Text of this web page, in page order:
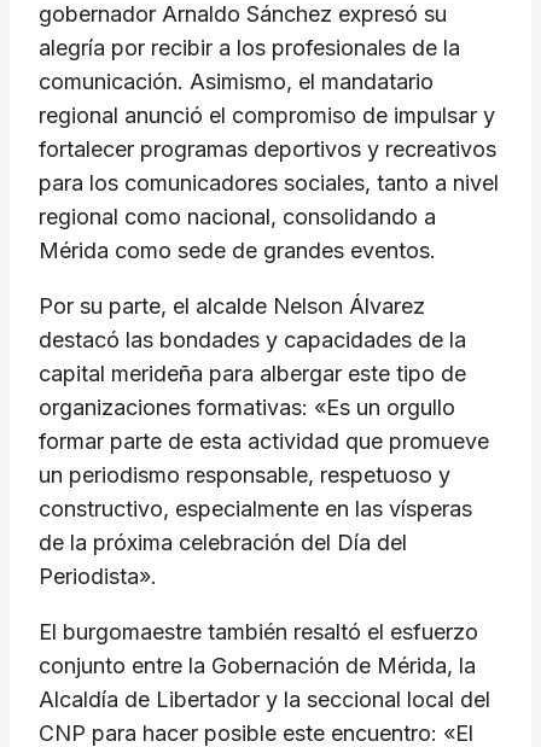
gobernador Arnaldo Sánchez expresó su
alegría por recibir a los profesionales de la
comunicación. Asimismo, el mandatario
regional anunció el compromiso de impulsar y
fortalecer programas deportivos y recreativos
para los comunicadores sociales, tanto a nivel
regional como nacional, consolidando a
Mérida como sede de grandes eventos.
​Por su parte, el alcalde Nelson Álvarez
destacó las bondades y capacidades de la
capital merideña para albergar este tipo de
organizaciones formativas: «Es un orgullo
formar parte de esta actividad que promueve
un periodismo responsable, respetuoso y
constructivo, especialmente en las vísperas
de la próxima celebración del Día del
Periodista».
​El burgomaestre también resaltó el esfuerzo
conjunto entre la Gobernación de Mérida, la
Alcaldía de Libertador y la seccional local del
CNP para hacer posible este encuentro: «El